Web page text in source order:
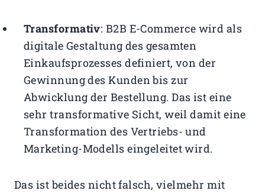
Transformativ: B2B E-Commerce wird als
digitale Gestaltung des gesamten
Einkaufsprozesses definiert, von der
Gewinnung des Kunden bis zur
Abwicklung der Bestellung. Das ist eine
sehr transformative Sicht, weil damit eine
Transformation des Vertriebs- und
Marketing-Modells eingeleitet wird.
Das ist beides nicht falsch, vielmehr mit